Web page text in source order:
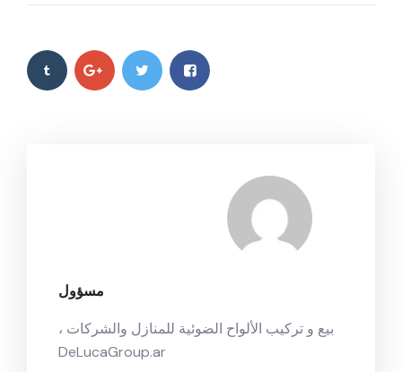
مسؤول
بيع و تركيب الألواح الضوئية للمنازل والشركات ،
DeLucaGroup.ar